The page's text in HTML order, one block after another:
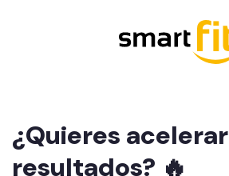
¿Quieres
resultados? 🔥